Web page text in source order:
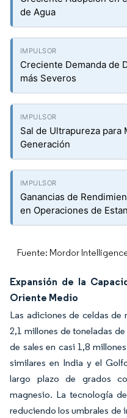
de Agua
Creciente Demanda de
más Severos
Sal de Ultrapureza para
Generación
Ganancias de
en Operaciones de
Fuente: Mordor
Expansión de la
Oriente Medio
Las adiciones de celdas de
2,1 millones de toneladas
de sales en casi 1,8
similares en India y el
largo plazo de grados
magnesio. La tecnología
reduciendo los umbrales de